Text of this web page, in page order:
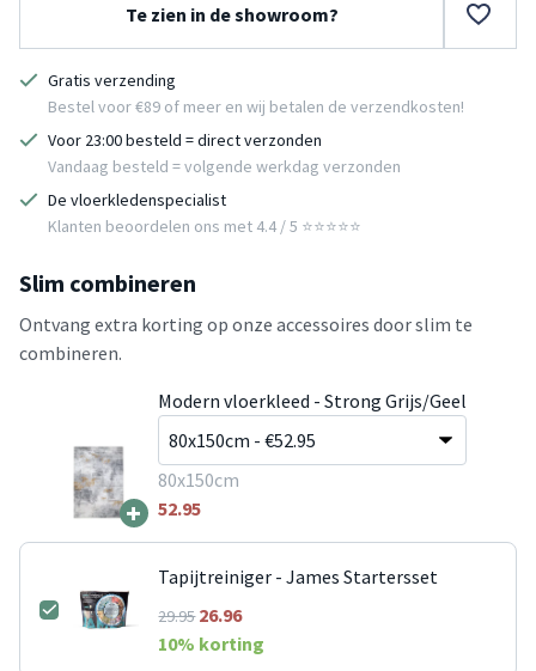
Te zien in de showroom?
Gratis verzending
Bestel voor €89 of meer en wij betalen de verzendkosten!
Voor 23:00 besteld = direct verzonden
Vandaag besteld = volgende werkdag verzonden
De vloerkledenspecialist
Klanten beoordelen ons met 4.4 / 5 ⭐⭐⭐⭐⭐
Slim combineren
Ontvang extra korting op onze accessoires door slim te
combineren.
+
Modern vloerkleed - Strong Grijs/Geel
80x150cm
52.95
Tapijtreiniger - James Startersset
29.9526.96
10% korting